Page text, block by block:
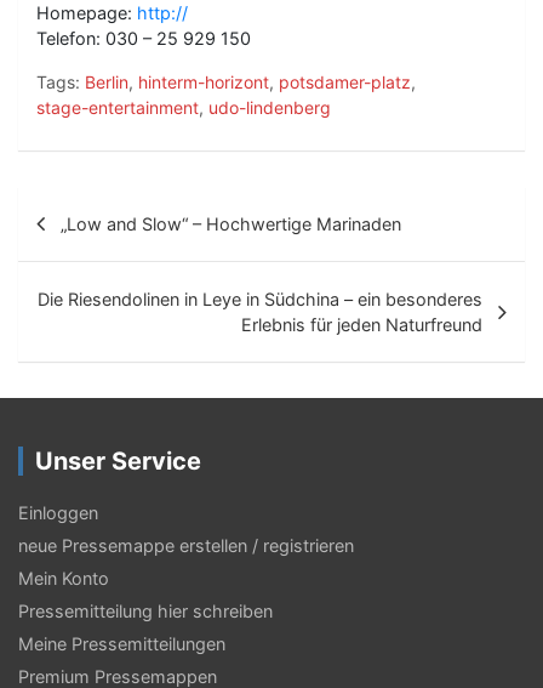
Homepage: http://
Telefon: 030 – 25 929 150
Tags: Berlin, hinterm-horizont, potsdamer-platz,
stage-entertainment, udo-lindenberg
r
g
s
-
N
a
v
„Low and Slow“ – Hochwertige Marinaden
Die Riesendolinen in Leye in Südchina – ein besonderes
Erlebnis für jeden Naturfreund
Unser Service
Einloggen
neue Pressemappe erstellen / registrieren
Mein Konto
Pressemitteilung hier schreiben
Meine Pressemitteilungen
Premium Pressemappen